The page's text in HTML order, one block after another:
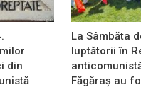
din
La Sâmbăta
luptătorii în
Făgăraș au